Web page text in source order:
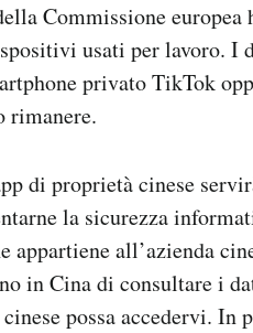
Commissione
usati per lavoro. I
privato TikTok
rimanere.
di proprietà cinese
la sicurezza
appartiene all’azienda
in Cina di consultare i
possa accedervi. In